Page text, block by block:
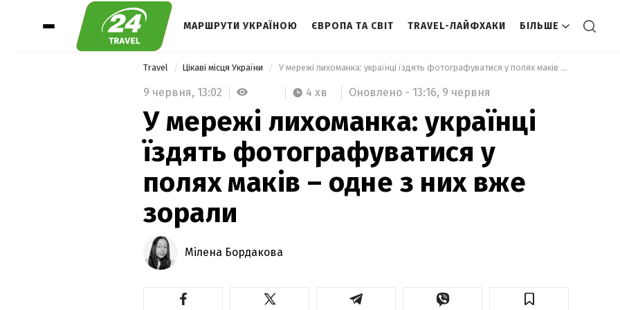
МАРШРУТИ УКРАЇНОЮ ЄВРОПА ТА СВІТ TRAVEL-ЛАЙФХАКИ БІЛЬШЕ
Travel Цікаві місця України У мережі лихоманка: українці їздять фотографуватися у полях маків – одне з них вже зорали
9 червня, 13:02 4 хв Оновлено - 13:16, 9 червня
У мережі лихоманка: українці
їздять фотографуватися у
полях маків – одне з них вже
зорали
Мілена Бордакова